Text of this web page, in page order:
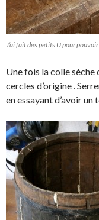
J’ai fait des petits U pour
Une fois la colle
cercles d’origine .
en essayant d’avoir